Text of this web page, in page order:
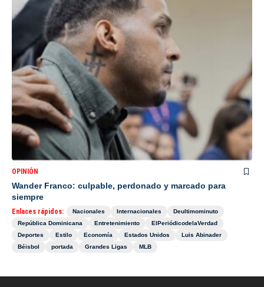
OPINIÓN
Wander Franco: culpable, perdonado y marcado para
siempre
Enlaces rápidos: Nacionales Internacionales
Deultimominuto
República Dominicana
Entretenimiento
ElPeriódicodelaVerdad
Deportes
Estilo Economía Estados Unidos
Luis Abinader
Béisbol
portada Grandes Ligas MLB